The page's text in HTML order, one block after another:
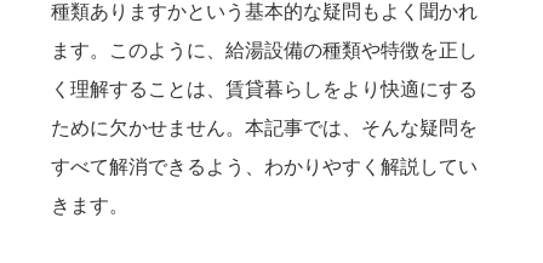
種類ありますかという基本的な疑問もよく聞かれ
ます。このように、給湯設備の種類や特徴を正し
く理解することは、賃貸暮らしをより快適にする
ために欠かせません。本記事では、そんな疑問を
すべて解消できるよう、わかりやすく解説してい
きます。